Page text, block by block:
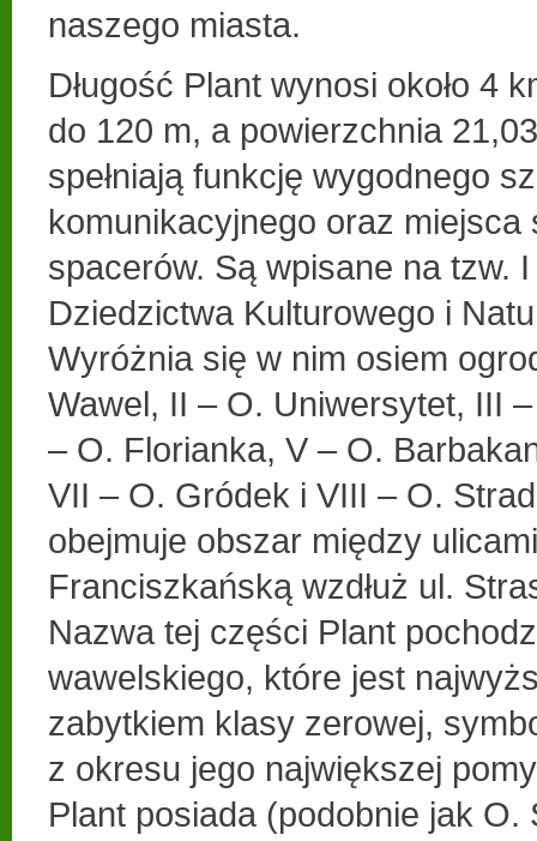
naszego miasta.
Długość Plant wynosi około 4
do 120 m, a powierzchnia
spełniają funkcję wygodnego
komunikacyjnego oraz miejsca
spacerów. Są wpisane na tzw.
Dziedzictwa Kulturowego i
Wyróżnia się w nim osiem
Wawel, II – O. Uniwersytet, III
– O. Florianka, V – O.
VII – O. Gródek i VIII – O.
obejmuje obszar między
Franciszkańską wzdłuż ul.
Nazwa tej części Plant
wawelskiego, które jest
zabytkiem klasy zerowej,
z okresu jego największej
Plant posiada (podobnie jak O.